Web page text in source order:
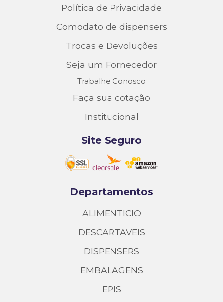
Política de Privacidade
Comodato de dispensers
Trocas e Devoluções
Seja um Fornecedor
Trabalhe Conosco
Faça sua cotação
Institucional
Site Seguro
Departamentos
ALIMENTICIO
DESCARTAVEIS
DISPENSERS
EMBALAGENS
EPIS